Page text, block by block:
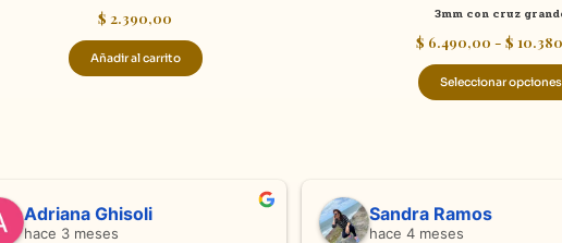
$ 2.390,00
Añadir al carrito
3mm con cruz
$ 6.490,00 - $
Seleccionar opciones
Sandra Ramos
hace 4 meses
Laura A
hace 5 meses